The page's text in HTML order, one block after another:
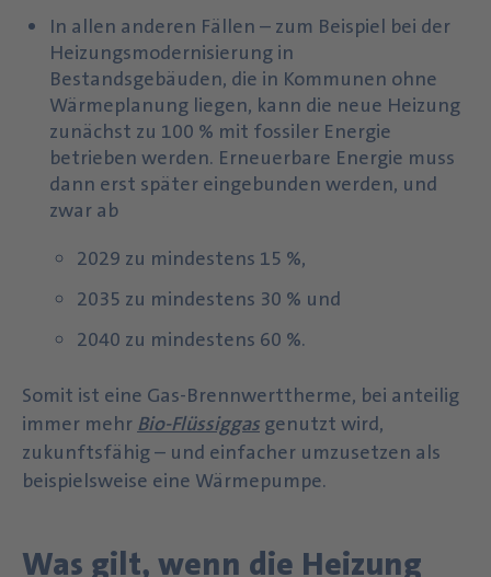
In allen anderen Fällen – zum Beispiel bei der
Heizungsmodernisierung in
Bestandsgebäuden, die in Kommunen ohne
Wärmeplanung liegen, kann die neue Heizung
zunächst zu 100 % mit fossiler Energie
betrieben werden. Erneuerbare Energie muss
dann erst später eingebunden werden, und
zwar ab
2029 zu mindestens 15 %,
2035 zu mindestens 30 % und
2040 zu mindestens 60 %.
Somit ist eine Gas-Brennwerttherme, bei anteilig
immer mehr Bio-Flüssiggas genutzt wird,
zukunftsfähig – und einfacher umzusetzen als
beispielsweise eine Wärmepumpe.
Was gilt, wenn die Heizung